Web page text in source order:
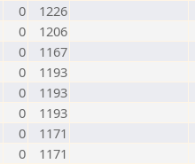
0
1226
0
1206
0
1167
0
1193
0
1193
0
1193
0
1171
0
1171